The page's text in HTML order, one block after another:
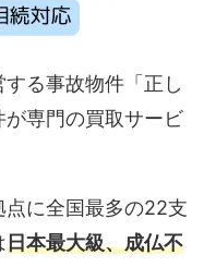
る事故物件「正し
専門の買取サービ
に全国最多の22支
日本最大級、成仏不